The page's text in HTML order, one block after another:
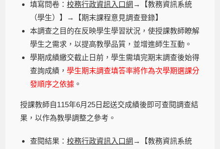
填寫問卷：校務行政資訊入口網 →【教務資訊系統
（學生）】→【期末課程意見調查登錄】
本調查之目的在反映學生學習狀況，使授課教師瞭解
學生之需求，以提高教學品質，並增進師生互動。
學期成績繳交截止日前，學生需填完期末調查後始得
查詢成績，學生期末調查填答率將作為次學期選課分
發順序之依據 。
授課教師自115年6月25日起送交成績後即可查閱調查結
果，以作為教學調整之參考。
查閱結果：校務行政資訊入口網 →【教務資訊系統